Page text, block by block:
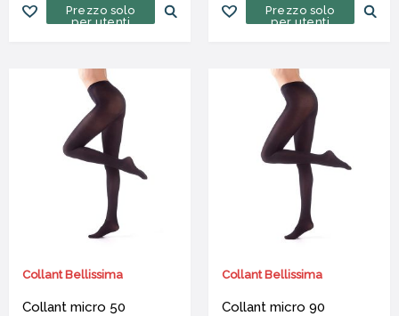
perfettamente al cambiare
delle forme durante tutti i 9
Prezzo solo
per utenti
paia
Prezzo solo
per utenti
Collant Bellissima
Collant micro 50
Collant Bellissima
Collant micro 90